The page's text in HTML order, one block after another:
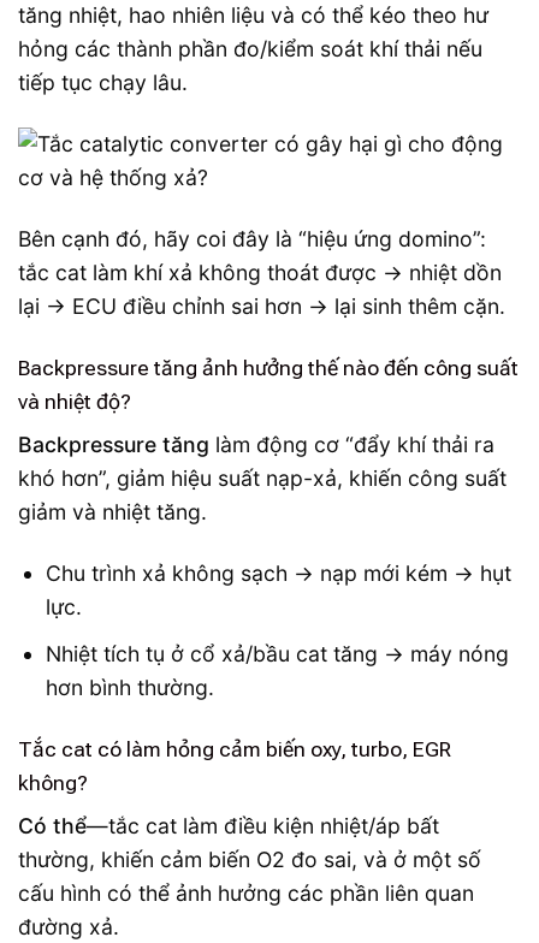
tăng nhiệt, hao nhiên liệu và có thể kéo theo hư
hỏng các thành phần đo/kiểm soát khí thải nếu
tiếp tục chạy lâu.
Bên cạnh đó, hãy coi đây là “hiệu ứng domino”:
tắc cat làm khí xả không thoát được → nhiệt dồn
lại → ECU điều chỉnh sai hơn → lại sinh thêm cặn.
Backpressure tăng ảnh hưởng thế nào đến công suất
và nhiệt độ?
Backpressure tăng làm động cơ “đẩy khí thải ra
khó hơn”, giảm hiệu suất nạp-xả, khiến công suất
giảm và nhiệt tăng.
Chu trình xả không sạch → nạp mới kém → hụt
lực.
Nhiệt tích tụ ở cổ xả/bầu cat tăng → máy nóng
hơn bình thường.
Tắc cat có làm hỏng cảm biến oxy, turbo, EGR
không?
Có thể—tắc cat làm điều kiện nhiệt/áp bất
thường, khiến cảm biến O2 đo sai, và ở một số
cấu hình có thể ảnh hưởng các phần liên quan
đường xả.